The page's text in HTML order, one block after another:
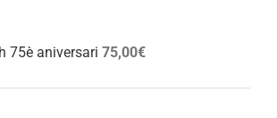
75è aniversari 75,00€